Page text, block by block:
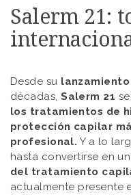
Salerm 21:
Desde su lanzamiento
décadas,Salerm 21
los tratamientos de
protección capilar
profesional. Y a lo
hasta convertirse en
del tratamiento
actualmente presente